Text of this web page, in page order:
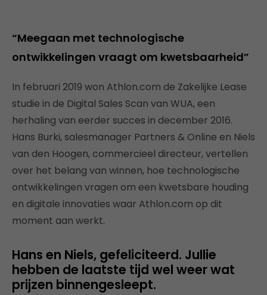
“Meegaan met technologische
ontwikkelingen vraagt om kwetsbaarheid”
In februari 2019 won Athlon.com de Zakelijke Lease
studie in de Digital Sales Scan van WUA, een
herhaling van eerder succes in december 2016.
Hans Burki, salesmanager Partners & Online en Niels
van den Hoogen, commercieel directeur, vertellen
over het belang van winnen, hoe technologische
ontwikkelingen vragen om een kwetsbare houding
en digitale innovaties waar Athlon.com op dit
moment aan werkt.
Hans en Niels, gefeliciteerd. Jullie
hebben de laatste tijd wel weer wat
prijzen binnengesleept.